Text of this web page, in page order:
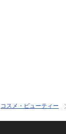
コスメ・ビューティー